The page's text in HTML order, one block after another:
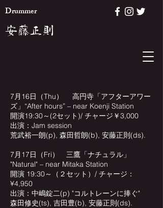
Drummer
​安藤正則
7月16日（Thu） 高円寺「アフターアワー
ズ」“After hours” – near Koenji Station
開演19:30～(2セット)/ チャージ￥3,000
出演：Jam session
荒武裕一朗(p), 森田哲朗(b), 安藤正則(ds).
7月17日（Fri） 三鷹「ナチュラル」
"Natural" – near Mitaka Station
開演 19:30～（２セット）/ チャージ：
¥4,950
出演：中嶋錠二(p) "コルトレーンに捧ぐ"
森田修史(ts), 吉田豊(b), 安藤正則(ds).